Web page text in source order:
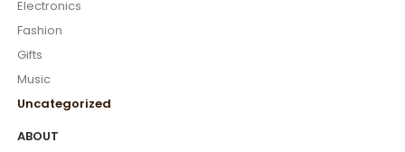
Electronics
Fashion
Gifts
Music
Uncategorized
ABOUT